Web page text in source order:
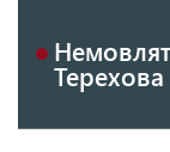
Терехова